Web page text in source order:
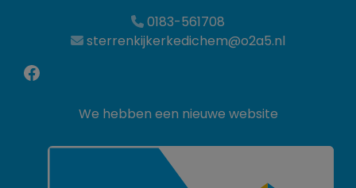
0183-561708
sterrenkijkerkedichem@o2a5.nl
Facebook
We hebben een nieuwe website